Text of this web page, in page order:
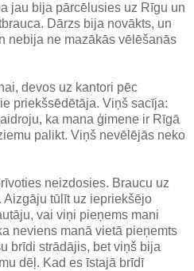
jau bija pārcēlusies uz Rīgu un
Dārzs bija novākts, un
nebija ne mazākās vēlēšanās
devos uz kantori pēc
priekšsēdētāja. Viņš sacīja:
ka mana ģimene ir Rīgā
palikt. Viņš nevēlējās neko
neizdosies. Braucu uz
Aizgāju tūlīt uz iepriekšējo
vai viņi pieņems mani
neviens manā vietā pieņemts
brīdi strādājis, bet viņš bija
dēļ. Kad es īstajā brīdī